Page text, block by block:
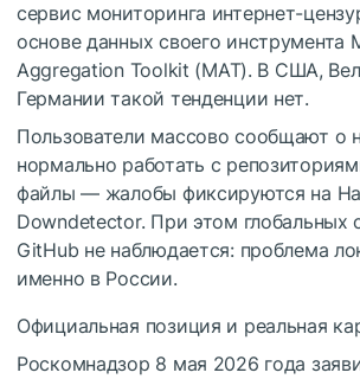
сервис мониторинга интернет-
основе данных своего инструмента
Aggregation Toolkit (MAT). В США,
Германии такой тенденции нет.
Пользователи массово сообщают о
нормально работать с
файлы — жалобы фиксируются на
Downdetector. При этом глобальных
GitHub не наблюдается: проблема
именно в России.
Официальная позиция и реальная
Роскомнадзор 8 мая 2026 года